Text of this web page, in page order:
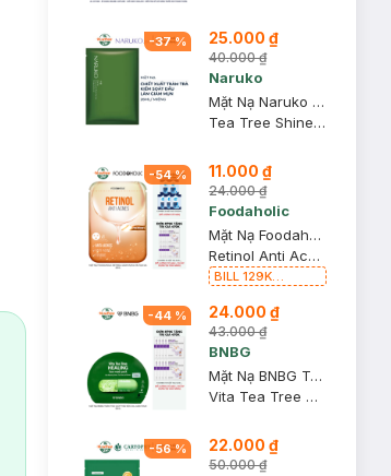
-37% 25.000 ₫
40.000 ₫
Naruko
Mặt Nạ Naruko Tràm Trà Kiểm Soát Dầu Và Giảm Mụn 26ml
Tea Tree Shine Control and Blemish Clear Mask
-54% 11.000 ₫
24.000 ₫
Foodaholic
Mặt Nạ Foodaholic Retinol Giảm Mụn & Tái Tạo Da 23ml
Retinol Anti Acnes Mask
BILL 129K
01 Combo 5 Mặt
Nạ Foodaholic
Cấp Ẩm, Phục Hồi
-44 % 24.000 ₫
43.000 ₫
BNBG
Mặt Nạ BNBG Tràm Trà Giúp Thải Độc Da, Giảm Mụn 30ml
Vita Tea Tree Healing Face Mask Pack
-56% 22.000 ₫
50.000 ₫